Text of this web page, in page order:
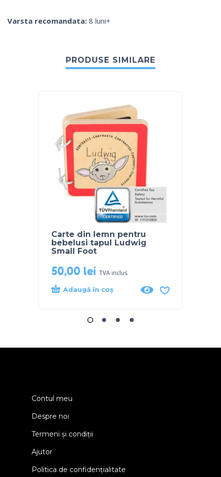
Varsta recomandata: 8 luni+
PRODUSE SIMILARE
Carte din lemn pentru
bebelusi tapul Ludwig
Small Foot
50,00 lei TVA inclus
Adaugă în coș
Contul meu
Despre noi
Termeni și condiții
Ajutor
Politica de confidențialitate